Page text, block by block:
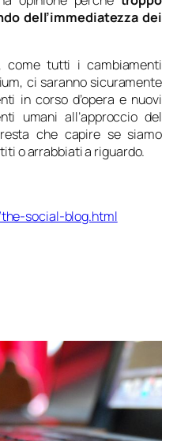
dell’immediatezza dei
come tutti i cambiamenti
ci saranno sicuramente
in corso d’opera e nuovi
umani all’approccio del
che capire se siamo
o arrabbiati a riguardo.
social-blog.html